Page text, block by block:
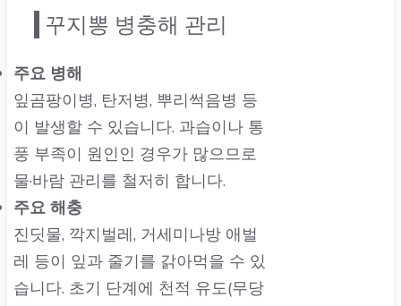
꾸지뽕 병충해 관리
주요 병해
잎곰팡이병, 탄저병, 뿌리썩음병 등
이 발생할 수 있습니다. 과습이나 통
풍 부족이 원인인 경우가 많으므로
물·바람 관리를 철저히 합니다.
주요 해충
진딧물, 깍지벌레, 거세미나방 애벌
레 등이 잎과 줄기를 갉아먹을 수 있
습니다. 초기 단계에 천적 유도(무당